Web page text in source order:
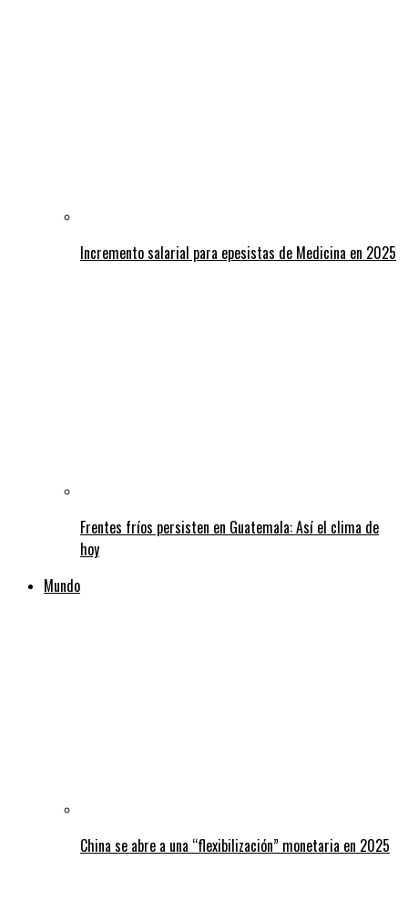
Incremento salarial para epesistas de Medicina en 2025
Frentes fríos persisten en Guatemala: Así el clima de
hoy
Mundo
China se abre a una “flexibilización” monetaria en 2025